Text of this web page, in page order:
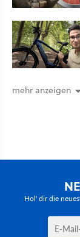
mehr anzeigen
Hol' dir die